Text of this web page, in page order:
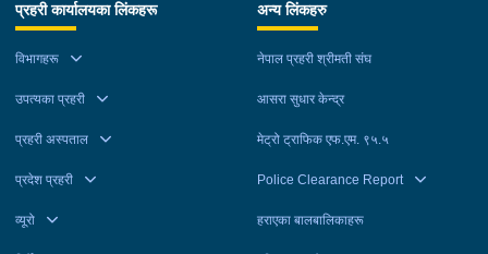
प्रहरी कार्यालयका लिंकहरू
विभागहरू
उपत्यका प्रहरी
प्रहरी अस्पताल
प्रदेश प्रहरी
व्यूरो
अन्य लिंकहरु
नेपाल प्रहरी श्रीमती संघ
आसरा सुधार केन्द्र
मेट्रो ट्राफिक एफ.एम. ९५.५
Police Clearance Report
हराएका बालबालिकाहरू